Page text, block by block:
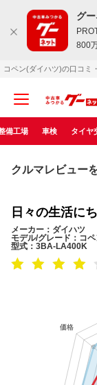
グ
800
コペン(ダイハツ)の口コミ
備工場 車検 タイヤ
クルマレビュー
日々の生活に
メーカー：ダイハツ
モデル/グレード：コ
型式：3BA-LA400K